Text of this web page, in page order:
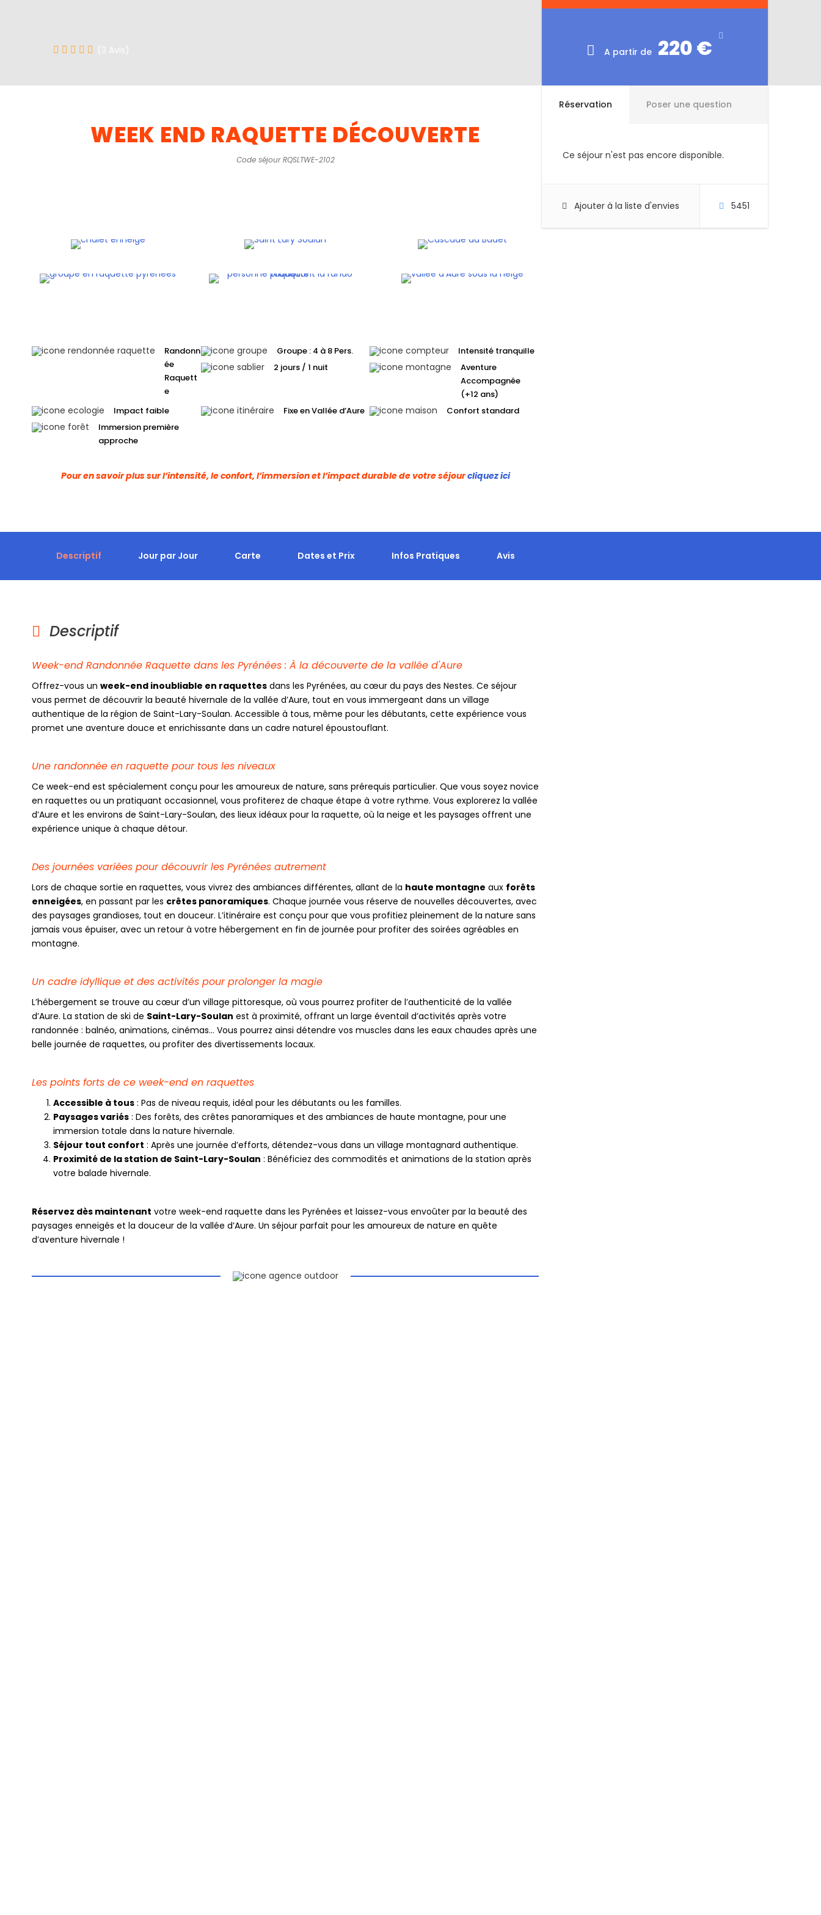
(3 Avis) A partir de 220 €
Réservation Poser une question
Ce séjour n'est pas encore disponible.
Ajouter à la liste d'envies 5451
WEEK END RAQUETTE DÉCOUVERTE
Code séjour RQSLTWE-2102
Randonn
ée
Raquett
e
Groupe : 4 à 8 Pers.
Intensité tranquille
2 jours / 1 nuit
Aventure
Accompagnée
(+12 ans)
Impact faible
Fixe en Vallée d’Aure
Confort standard
Immersion première
approche
Pour en savoir plus sur l’intensité, le confort, l’immersion et l’impact durable de votre séjourcliquez ici
Descriptif Jour par Jour Carte Dates et Prix Infos Pratiques Avis
Descriptif
Week-end Randonnée Raquette dans les Pyrénées : À la découverte de la vallée d'Aure
Offrez-vous un week-end inoubliable en raquettes dans les Pyrénées, au cœur du pays des Nestes. Ce séjour
vous permet de découvrir la beauté hivernale de la vallée d’Aure, tout en vous immergeant dans un village
authentique de la région de Saint-Lary-Soulan. Accessible à tous, même pour les débutants, cette expérience vous
promet une aventure douce et enrichissante dans un cadre naturel époustouflant.
Une randonnée en raquette pour tous les niveaux
Ce week-end est spécialement conçu pour les amoureux de nature, sans prérequis particulier. Que vous soyez novice
en raquettes ou un pratiquant occasionnel, vous profiterez de chaque étape à votre rythme. Vous explorerez la vallée
d’Aure et les environs de Saint-Lary-Soulan, des lieux idéaux pour la raquette, où la neige et les paysages offrent une
expérience unique à chaque détour.
Des journées variées pour découvrir les Pyrénées autrement
Lors de chaque sortie en raquettes, vous vivrez des ambiances différentes, allant de la haute montagne aux forêts
enneigées, en passant par les crêtes panoramiques. Chaque journée vous réserve de nouvelles découvertes, avec
des paysages grandioses, tout en douceur. L’itinéraire est conçu pour que vous profitiez pleinement de la nature sans
jamais vous épuiser, avec un retour à votre hébergement en fin de journée pour profiter des soirées agréables en
montagne.
Un cadre idyllique et des activités pour prolonger la magie
L’hébergement se trouve au cœur d’un village pittoresque, où vous pourrez profiter de l’authenticité de la vallée
d’Aure. La station de ski de Saint-Lary-Soulan est à proximité, offrant un large éventail d’activités après votre
randonnée : balnéo, animations, cinémas… Vous pourrez ainsi détendre vos muscles dans les eaux chaudes après une
belle journée de raquettes, ou profiter des divertissements locaux.
Les points forts de ce week-end en raquettes
Accessible à tous : Pas de niveau requis, idéal pour les débutants ou les familles.
Paysages variés : Des forêts, des crêtes panoramiques et des ambiances de haute montagne, pour une
immersion totale dans la nature hivernale.
Séjour tout confort : Après une journée d’efforts, détendez-vous dans un village montagnard authentique.
Proximité de la station de Saint-Lary-Soulan : Bénéficiez des commodités et animations de la station après
votre balade hivernale.
Réservez dès maintenant votre week-end raquette dans les Pyrénées et laissez-vous envoûter par la beauté des
paysages enneigés et la douceur de la vallée d’Aure. Un séjour parfait pour les amoureux de nature en quête
d’aventure hivernale !